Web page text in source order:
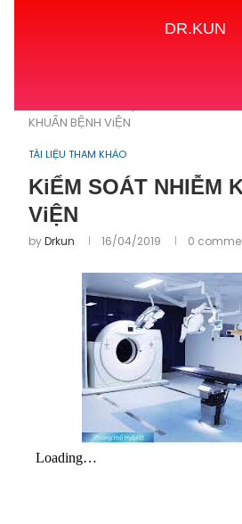
DR.KUN
KHUẨN BỆNH ViỆN
TÀI LIỆU THAM KHẢO
KiỂM SOÁT NHIỄM
ViỆN
byDrkun 16/04/2019 0